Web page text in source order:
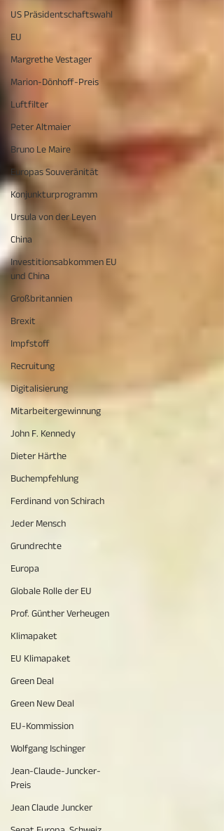
US Präsidentschaftswahl
EU
Margrethe Vestager
Marion-Dönhoff-Preis
Luftfilter
Peter Altmaier
Bruno Le Maire
Europas Souveränität
Konjunkturprogramm
Ursula von der Leyen
China
Investitionsabkommen EU
und China
Großbritannien
Brexit
Impfstoff
Recruitung
Digitalisierung
Mitarbeitergewinnung
John F. Kennedy
Dieter Härthe
Buchempfehlung
Ferdinand von Schirach
Jeder Mensch
Grundrechte
Europa
Globale Rolle der EU
Prof. Günther Verheugen
Klimapaket
EU Klimapaket
Green Deal
Green New Deal
EU-Kommission
Wolfgang Ischinger
Jean-Claude-Juncker-
Preis
Jean Claude Juncker